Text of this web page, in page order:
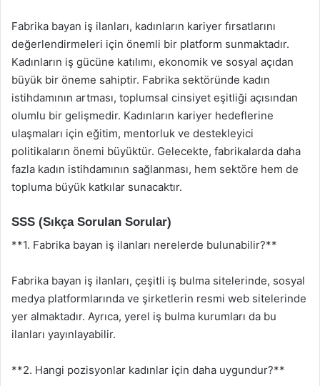
Fabrika bayan iş ilanları, kadınların kariyer fırsatlarını
değerlendirmeleri için önemli bir platform sunmaktadır.
Kadınların iş gücüne katılımı, ekonomik ve sosyal açıdan
büyük bir öneme sahiptir. Fabrika sektöründe kadın
istihdamının artması, toplumsal cinsiyet eşitliği açısından
olumlu bir gelişmedir. Kadınların kariyer hedeflerine
ulaşmaları için eğitim, mentorluk ve destekleyici
politikaların önemi büyüktür. Gelecekte, fabrikalarda daha
fazla kadın istihdamının sağlanması, hem sektöre hem de
topluma büyük katkılar sunacaktır.
SSS (Sıkça Sorulan Sorular)
**1. Fabrika bayan iş ilanları nerelerde bulunabilir?**
Fabrika bayan iş ilanları, çeşitli iş bulma sitelerinde, sosyal
medya platformlarında ve şirketlerin resmi web sitelerinde
yer almaktadır. Ayrıca, yerel iş bulma kurumları da bu
ilanları yayınlayabilir.
**2. Hangi pozisyonlar kadınlar için daha uygundur?**